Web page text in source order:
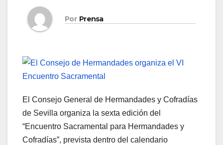
Por Prensa
El Consejo General de Hermandades y Cofradías
de Sevilla organiza la sexta edición del
“Encuentro Sacramental para Hermandades y
Cofradías”, prevista dentro del calendario